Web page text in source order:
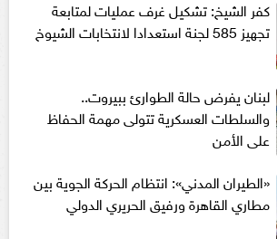
كفر الشيخ: تشكيل غرف عمليات لمتابعة
تجهيز 585 لجنة استعدادا لانتخابات الشيوخ
لبنان يفرض حالة الطوارئ ببيروت..
والسلطات العسكرية تتولى مهمة الحفاظ
على الأمن
«الطيران المدني»: انتظام الحركة الجوية بين
مطاري القاهرة ورفيق الحريري الدولي